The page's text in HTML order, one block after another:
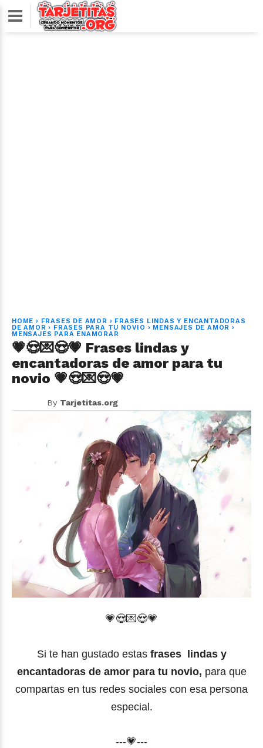
HOME › FRASES DE AMOR › FRASES LINDAS Y ENCANTADORAS
DE AMOR › FRASES PARA TU NOVIO › MENSAJES DE AMOR ›
MENSAJES PARA ENAMORAR
💗😍💌😍💗 Frases lindas y
encantadoras de amor para tu
novio 💗😍💌😍💗
By Tarjetitas.org
💗😍💌😍💗
Si te han gustado estas frases lindas y
encantadoras de amor para tu novio, para que
compartas en tus redes sociales con esa persona
especial.
---💗---